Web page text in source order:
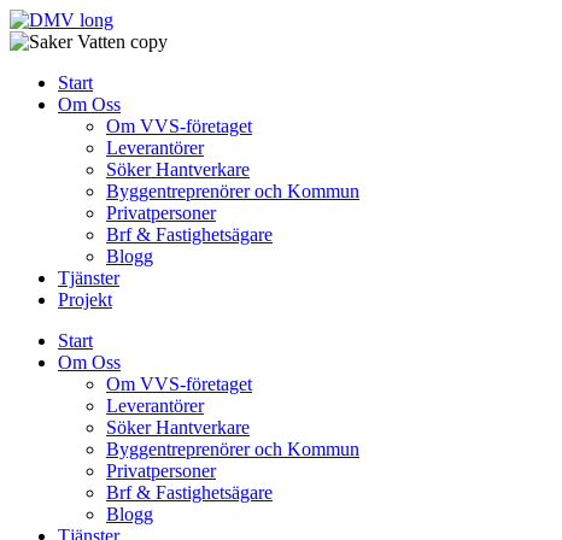
Skip
to
Start
Om Oss
Om VVS-företaget
Leverantörer
Söker Hantverkare
Byggentreprenörer och Kommun
Privatpersoner
Brf & Fastighetsägare
Blogg
Tjänster
Projekt
Start
Om Oss
Om VVS-företaget
Leverantörer
Söker Hantverkare
Byggentreprenörer och Kommun
Privatpersoner
Brf & Fastighetsägare
Blogg
Tjänster